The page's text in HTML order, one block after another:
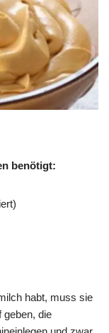
benötigt:
habt, muss sie
geben, die